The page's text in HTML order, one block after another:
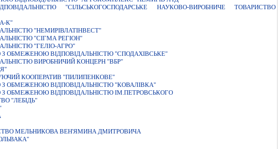
"СІЛЬСЬКОГОСПОДАРСЬКЕ НАУКОВО-ВИРОБНИЧЕ ТОВАРИСТВО
К"
"НЕМИРIВЛАТIНВЕСТ"
"СIГМА РЕГIОН"
"ГЕЛIО-АГРО"
ОБМЕЖЕНОЮ ВІДПОВІДАЛЬНІСТЮ "СПОДАХІВСЬКЕ"
ВИРОБНИЧИЙ КОНЦЕРН "ВБР"
КООПЕРАТИВ "ПИЛИПЕНКОВЕ"
З ОБМЕЖЕНОЮ ВIДПОВIДАЛЬНIСТЮ "КОВАЛIВКА"
З ОБМЕЖЕНОЮ ВIДПОВIДАЛЬНIСТЮ IМ.ПЕТРОВСЬКОГО
"ЛЕБIДЬ"
МЕЛЬНИКОВА ВЕН'ЯМИНА ДМИТРОВИЧА